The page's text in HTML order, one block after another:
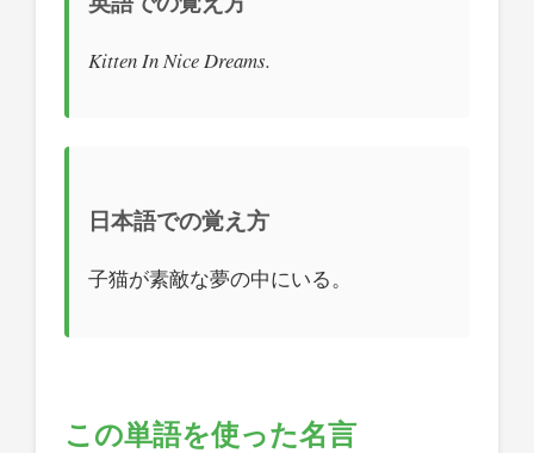
Kitten In Nice Dreams.
日本語での覚え方
子猫が素敵な夢の中にいる。
この単語を使った名言